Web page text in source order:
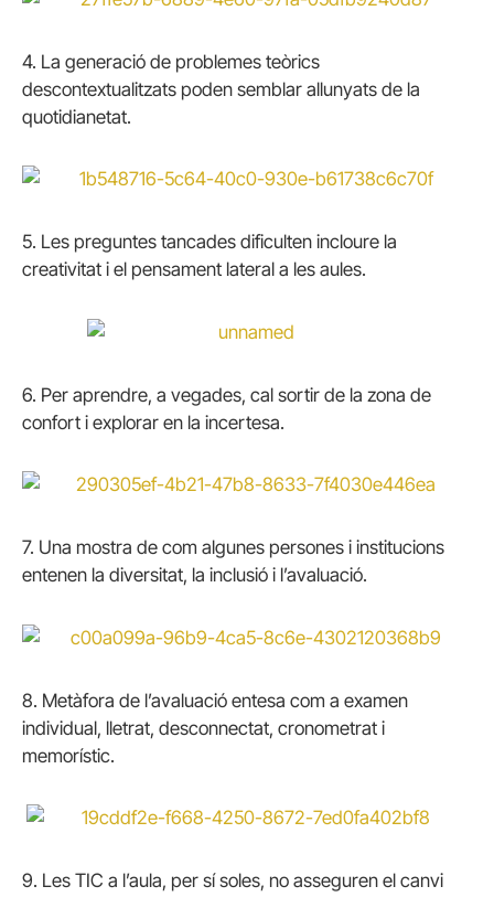
4. La generació de problemes teòrics
descontextualitzats poden semblar allunyats de la
quotidianetat.
5. Les preguntes tancades dificulten incloure la
creativitat i el pensament lateral a les aules.
6. Per aprendre, a vegades, cal sortir de la zona de
confort i explorar en la incertesa.
7. Una mostra de com algunes persones i institucions
entenen la diversitat, la inclusió i l’avaluació.
8. Metàfora de l’avaluació entesa com a examen
individual, lletrat, desconnectat, cronom​etrat i
memorístic.
9. Les TIC a l’aula, per sí soles, no asseguren el canvi